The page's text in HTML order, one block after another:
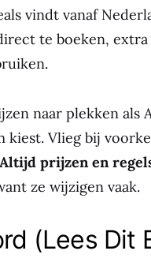
vindt vanaf
te boeken,
naar plekken als
kiest. Vlieg bij
Altijd prijzen en
ze wijzigen vaak.
(Lees Dit